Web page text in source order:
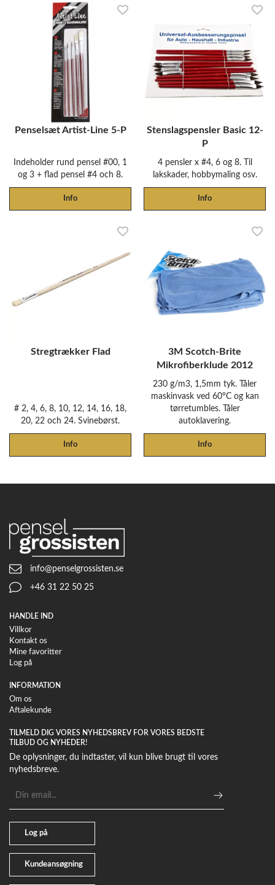
Penselsæt Artist-Line 5-P
Indeholder rund pensel #00, 1
og 3 + flad pensel #4 och 8.
Info
Stenslagspensler Basic 12-
P
4 pensler x #4, 6 og 8. Til
lakskader, hobbymaling osv.
Info
Stregtrækker Flad
# 2, 4, 6, 8, 10, 12, 14, 16, 18,
20, 22 och 24. Svinebørst.
Info
3M Scotch-Brite
Mikrofiberklude 2012
230 g/m3, 1,5mm tyk. Tåler
maskinvask ved 60°C og kan
tørretumbles. Tåler
autoklavering.
Info
info@penselgrossisten.se
+46 31 22 50 25
HANDLE IND
Villkor
Kontakt os
Mine favoritter
Log på
INFORMATION
Om os
Aftalekunde
TILMELD DIG VORES NYHEDSBREV FOR VORES BEDSTE
TILBUD OG NYHEDER!
De oplysninger, du indtaster, vil kun blive brugt til vores
nyhedsbreve.
mailadresse
Kundeansøgning
Log på